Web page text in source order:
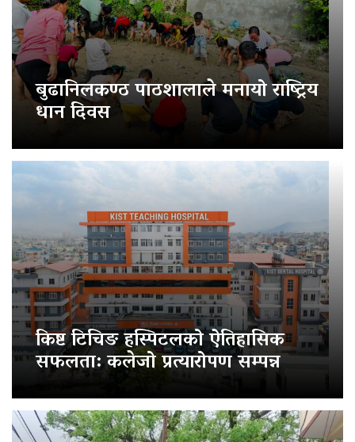
बुढानिलकण्ठ पाठशालाले मनायो राष्ट्रिय
धान दिवस
किष्ट टिचिङ हस्पिटलको ऐतिहासिक
सफलता: कलेजो प्रत्यारोपण सम्पन्न